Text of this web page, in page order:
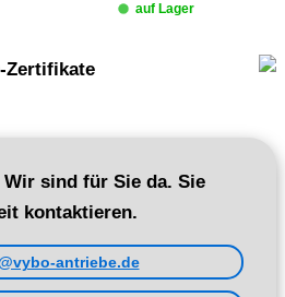
auf Lager
Zertifikate
Wir sind für Sie da. Sie
kontaktieren.
antriebe.de